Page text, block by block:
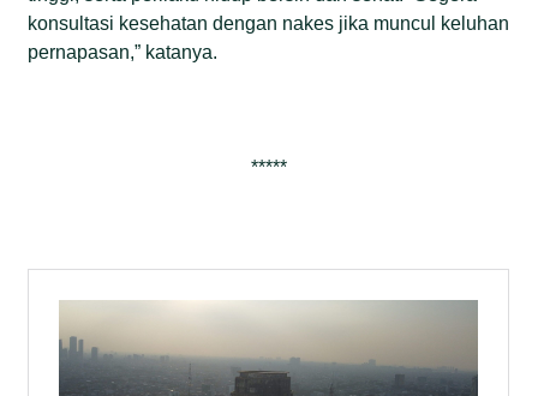
konsultasi kesehatan dengan nakes jika muncul keluhan
pernapasan,” katanya.
*****